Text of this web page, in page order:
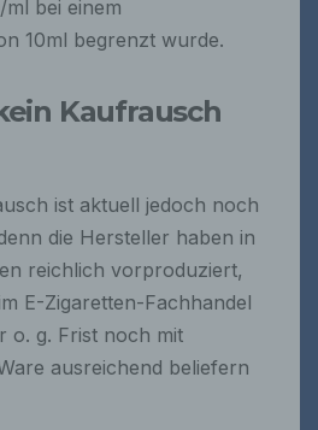
bei einem
10ml begrenzt wurde.
Kaufrausch
ist aktuell jedoch noch
die Hersteller haben in
reichlich vorproduziert,
E-Zigaretten-Fachhandel
o. g. Frist noch mit
ausreichend beliefern